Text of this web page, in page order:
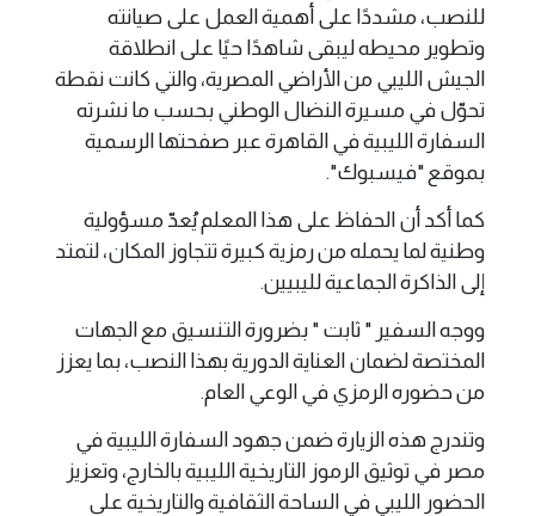
للنصب، مشددًا على أهمية العمل على صيانته
وتطوير محيطه ليبقى شاهدًا حيًا على انطلاقة
الجيش الليبي من الأراضي المصرية، والتي كانت نقطة
تحوّل في مسيرة النضال الوطني بحسب ما نشرته
السفارة الليبية في القاهرة عبر صفحتها الرسمية
بموقع "فيسبوك".
كما أكد أن الحفاظ على هذا المعلم يُعدّ مسؤولية
وطنية لما يحمله من رمزية كبيرة تتجاوز المكان، لتمتد
إلى الذاكرة الجماعية لليبيين.
ووجه السفير " ثابت " بضرورة التنسيق مع الجهات
المختصة لضمان العناية الدورية بهذا النصب، بما يعزز
من حضوره الرمزي في الوعي العام.
وتندرج هذه الزيارة ضمن جهود السفارة الليبية في
مصر في توثيق الرموز التاريخية الليبية بالخارج، وتعزيز
الحضور الليبي في الساحة الثقافية والتاريخية على